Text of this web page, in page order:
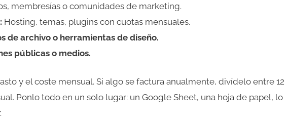
membresías o comunidades de marketing.
Hosting, temas, plugins con cuotas mensuales.
de archivo o herramientas de diseño.
públicas o medios.
y el coste mensual. Si algo se factura anualmente, divídelo entre 12
Ponlo todo en un solo lugar: un Google Sheet, una hoja de papel, lo